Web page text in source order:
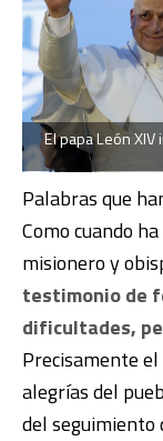
El papa León
Palabras que
Como cuando
misionero y
testimonio de
dificultades,
Precisamente
alegrías del
del seguimiento